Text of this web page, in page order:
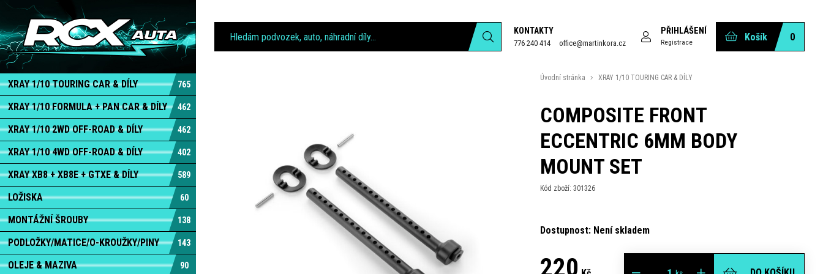
KONTAKTY
776 240 414 office@martinkora.cz
PŘIHLÁŠENÍ
Registrace Košík 0
Úvodní stránka XRAY 1/10 TOURING CAR & DÍLY
COMPOSITE FRONT
ECCENTRIC 6MM BODY
MOUNT SET
Kód zboží: 301326
Dostupnost: Není skladem
220
XRAY 1/10 TOURING CAR & DÍLY 765
XRAY 1/10 FORMULA + PAN CAR & DÍLY 462
XRAY 1/10 2WD OFF-ROAD & DÍLY 462
XRAY 1/10 4WD OFF-ROAD & DÍLY 402
XRAY XB8 + XB8E + GTXE & DÍLY 589
LOŽISKA 60
MONTÁŽNÍ ŠROUBY 138
PODLOŽKY/MATICE/O-KROUŽKY/PINY 143
OLEJE & MAZIVA 90